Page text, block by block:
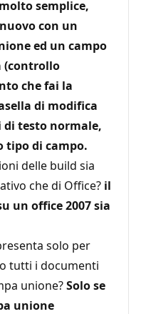
semplice,
con un
ed un campo
(controllo
che fai la
di modifica
testo normale,
tipo di campo.
delle build sia
che di Office? il
un office 2007 sia
solo per
tutti i documenti
unione?Solo se
unione